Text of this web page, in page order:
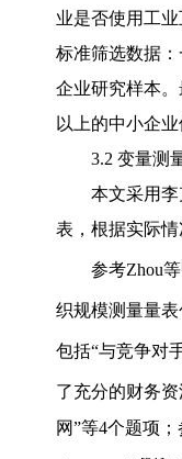
业是否使用工
标准筛选数据
企业研究样本
以上的中小企
3.2 变量测
本文采用
表，根据实际
参考Zhou等
织规模测量量
包括“与竞争对
了充分的财务
网”等4个题项